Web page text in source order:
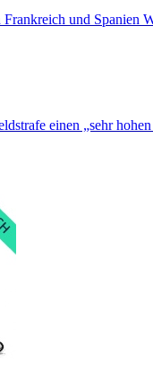
und Spanien
einen „sehr hohen